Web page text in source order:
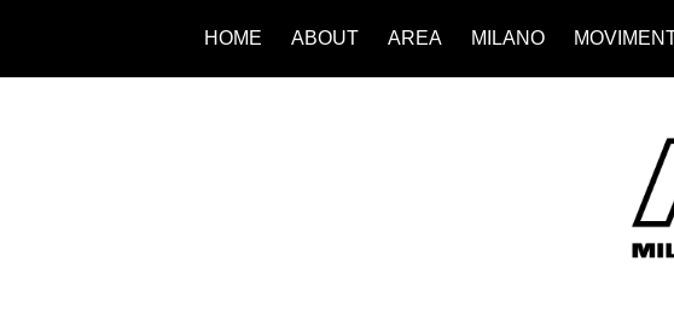
HOME ABOUT AREA MILANO